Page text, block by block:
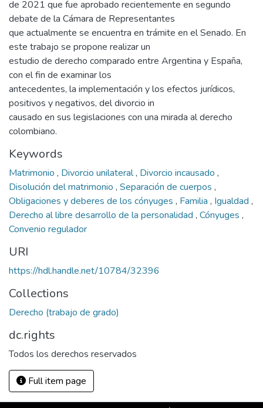
de 2021 que fue aprobado recientemente en segundo
debate de la Cámara de Representantes
que actualmente se encuentra en trámite en el Senado. En
este trabajo se propone realizar un
estudio de derecho comparado entre Argentina y España,
con el fin de examinar los
antecedentes, la implementación y los efectos jurídicos,
positivos y negativos, del divorcio in
causado en sus legislaciones con una mirada al derecho
colombiano.
Keywords
Matrimonio , Divorcio unilateral, Divorcio incausado ,
Disolución del matrimonio , Separación de cuerpos ,
Obligaciones y deberes de los cónyuges , Familia , Igualdad ,
Derecho al libre desarrollo de la personalidad , Cónyuges ,
Convenio regulador
URI
https://hdl.handle.net/10784/32396
Collections
Derecho (trabajo de grado)
dc.rights
Todos los derechos reservados
Full item page